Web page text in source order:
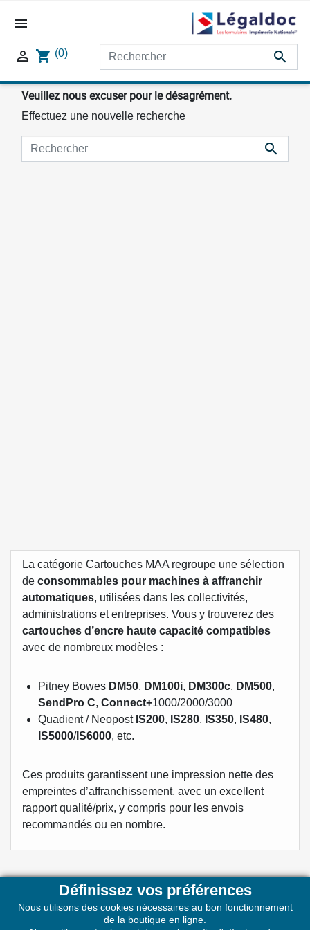

 shopping_cart (0) 
Veuillez nous excuser pour le désagrément.
Effectuez une nouvelle recherche

La catégorie Cartouches MAA regroupe une sélection
de consommables pour machines à affranchir
automatiques, utilisées dans les collectivités,
administrations et entreprises. Vous y trouverez des
cartouches d’encre haute capacité compatibles
avec de nombreux modèles :
Pitney Bowes DM50, DM100i, DM300c, DM500,
SendPro C, Connect+1000/2000/3000
Quadient / Neopost IS200, IS280, IS350, IS480,
IS5000/IS6000, etc.
Ces produits garantissent une impression nette des
empreintes d’affranchissement, avec un excellent
rapport qualité/prix, y compris pour les envois
recommandés ou en nombre.
Définissez vos préférences
Nous utilisons des cookies nécessaires au bon fonctionnement
de la boutique en ligne.